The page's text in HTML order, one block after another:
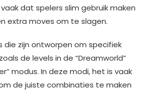
dat spelers slim gebruik maken
extra moves om te slagen.
die zijn ontworpen om specifiek
de levels in de “Dreamworld”
modus. In deze modi, het is vaak
de juiste combinaties te maken